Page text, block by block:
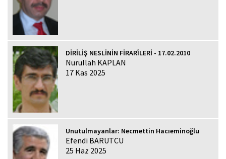
DİRİLİŞ NESLİNİN FİRARÎLERİ - 17.02.2010
Nurullah KAPLAN
17 Kas 2025
Unutulmayanlar: Necmettin Hacıeminoğlu
Efendi BARUTCU
25 Haz 2025